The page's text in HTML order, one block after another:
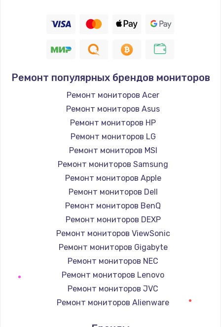
Замена электромагнитного клапана
2000 руб.
Ремонт разъема SIM-карты
880 руб.
Заказать
Замена GPS модуля
880 руб.
Заказать
Устранение ошибок
2000 руб.
Заказать
Замена вентилятора
970 руб.
Заказать
Замена таймера
Ремонт популярных брендов мониторов
Ремонт мониторов Acer
Ремонт мониторов Asus
Ремонт мониторов HP
Ремонт мониторов LG
Ремонт мониторов MSI
Ремонт мониторов Samsung
Ремонт мониторов Apple
Ремонт мониторов Dell
Ремонт мониторов BenQ
Ремонт мониторов DEXP
Ремонт мониторов ViewSonic
Ремонт мониторов Gigabyte
Ремонт мониторов NEC
Ремонт мониторов Lenovo
Ремонт мониторов JVC
Ремонт мониторов Alienware